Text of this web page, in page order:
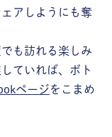
アしようにも奪
も訪れる楽しみ
ていれば、ボト
ページをこまめ